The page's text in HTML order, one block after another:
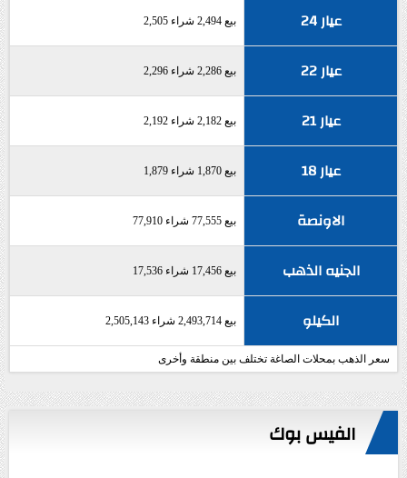
عيار 24
بيع 2,494 شراء 2,505
عيار 22 بيع 2,286 شراء 2,296
عيار 21 بيع 2,182 شراء 2,192
عيار 18 بيع 1,870 شراء 1,879
الاونصة بيع 77,555 شراء 77,910
الجنيه الذهب بيع 17,456 شراء 17,536
الكيلو بيع 2,493,714 شراء 2,505,143
سعر الذهب بمحلات الصاغة تختلف بين منطقة وأخرى
الفيس بوك